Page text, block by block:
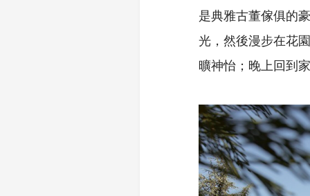
是典雅古董傢俱的
光，然後漫步在花
曠神怡；晚上回到